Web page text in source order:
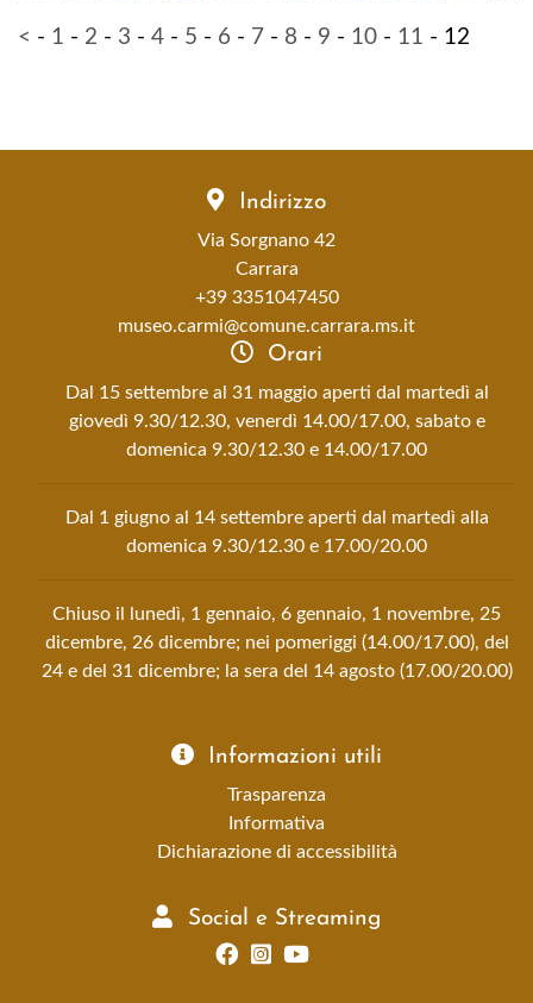
< - 1 - 2 - 3 - 4 - 5 - 6 - 7 - 8 - 9 - 10 - 11 - 12
Indirizzo
Via Sorgnano 42
Carrara
+39 3351047450
museo.carmi@comune.carrara.ms.it
Orari
Dal 15 settembre al 31 maggio aperti dal martedì al
giovedì 9.30/12.30, venerdì 14.00/17.00, sabato e
domenica 9.30/12.30 e 14.00/17.00
Dal 1 giugno al 14 settembre aperti dal martedì alla
domenica 9.30/12.30 e 17.00/20.00
Chiuso il lunedì, 1 gennaio, 6 gennaio, 1 novembre, 25
dicembre, 26 dicembre; nei pomeriggi (14.00/17.00), del
24 e del 31 dicembre; la sera del 14 agosto (17.00/20.00)
Informazioni utili
Trasparenza
Informativa
Dichiarazione di accessibilità
Social e Streaming